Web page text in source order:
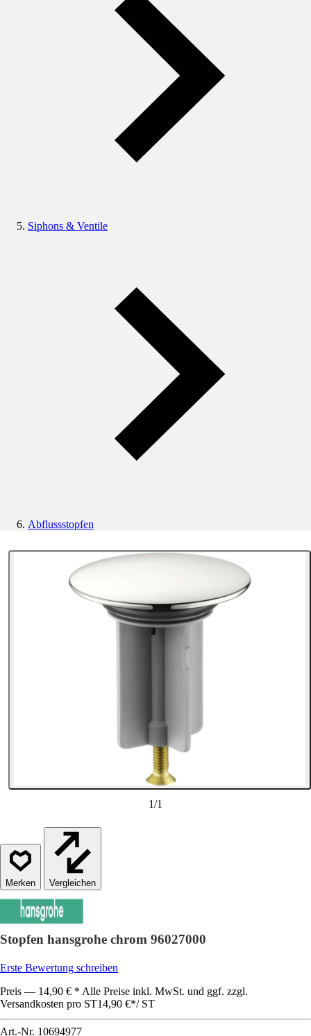
Siphons & Ventile
Abflussstopfen
1/1
Vergleichen
Stopfen hansgrohe chrom 96027000
Erste Bewertung schreiben
Preis — 14,90 € * Alle Preise inkl. MwSt. und ggf. zzgl.
Versandkosten pro ST14,90 €*/ ST
Art.-Nr. 10694977